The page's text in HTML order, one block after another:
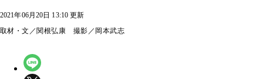
2021年06月20日 13:10 更新
取材・文／関根弘康 撮影／岡本武志